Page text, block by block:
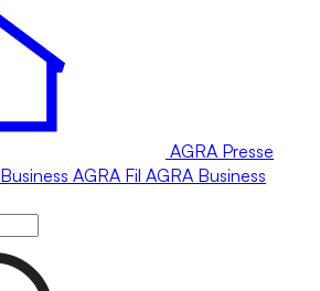
AGRA Presse
Business AGRA Fil AGRA Business